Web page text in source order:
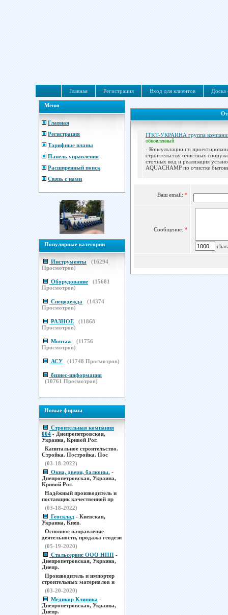
Главная Регистрация Вход для клиентов Доска
Меню
Главная
Регистрация
Тарифные планы
Панель управления
Расширенный поиск
Связь с нами
Популярные категории
Инструменты (16294
Просмотров)
Оборудование (15681
Просмотров)
Спецодежда (14374
Просмотров)
РАЗНОЕ (11868
Просмотров)
Монтаж (11756
Просмотров)
АСУ (11748 Просмотров)
бизнес-информация
(10761 Просмотров)
Новые фирмы
Строительная компания
004 - Днепропетровская,
Украина, Кривой Рог.
Капитальное строительство.
Стройка. Постройка. Пос
(03-18-2022)
Окна, двери, балконы. -
Днепропетровская, Украина,
Кривой Рог.
Надёжный производитель и
поставщик качественной пр
(03-18-2022)
Геосклад - Киевская,
Украина, Киев.
Основное направление
деятельности, продажа геодези
(05-19-2020)
Стальсервис ООО НПП -
Днепропетровская, Украина,
Днепр.
Производитель и импортер
строительных материалов и
(03-20-2020)
Медикор Клиника -
Днепропетровская, Украина,
Днепр.
ITKT-УКРАИНА группа
обновленный
- Консультации по
строительству очистных
сточных вод и реализация
AQUACHAMP по очистке
Ваш email: *
Сообщение: *